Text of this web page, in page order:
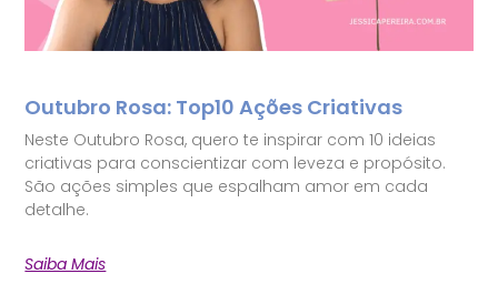
Outubro Rosa: Top10 Ações Criativas
Neste Outubro Rosa, quero te inspirar com 10 ideias
criativas para conscientizar com leveza e propósito.
São ações simples que espalham amor em cada
detalhe.
Saiba Mais